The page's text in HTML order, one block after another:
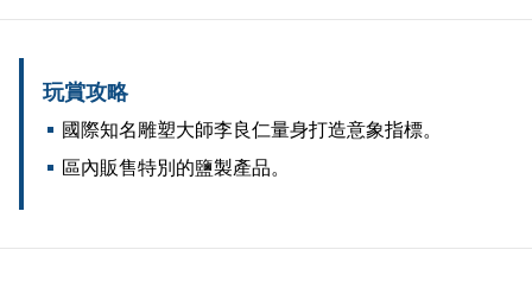
玩賞攻略
國際知名雕塑大師李良仁量身打造意象指標。
區內販售特別的鹽製產品。